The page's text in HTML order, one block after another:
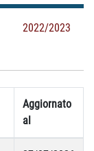
2022/2023
Aggiornato
al